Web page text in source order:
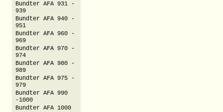
Bundter AFA 931 -
939
Bundter AFA 940 -
951
Bundter AFA 960 -
969
Bundter AFA 970 -
974
Bundter AFA 980 -
989
Bundter AFA 975 -
979
Bundter AFA 990
-1000
Bundter AFA 1000